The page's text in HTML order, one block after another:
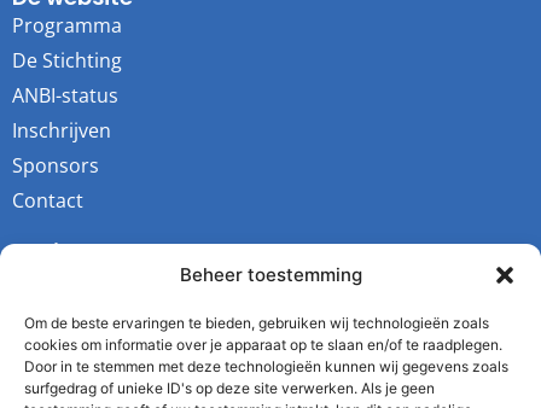
Beheer toestemming
Om de beste ervaringen te bieden, gebruiken wij technologieën zoals
cookies om informatie over je apparaat op te slaan en/of te raadplegen.
Door in te stemmen met deze technologieën kunnen wij gegevens zoals
surfgedrag of unieke ID's op deze site verwerken. Als je geen
Programma
De Stichting
ANBI-status
Inschrijven
Sponsors
Contact
Socials
Instagram
Facebook